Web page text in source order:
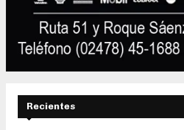
Recientes